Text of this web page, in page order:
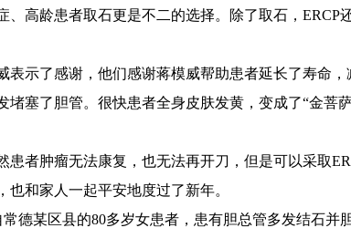
高龄患者取石更是不二的选择。除了取石，ERCP
示了感谢，他们感谢蒋模威帮助患者延长了寿命，
塞了胆管。很快患者全身皮肤发黄，变成了“金菩
肿瘤无法康复，也无法再开刀，但是可以采取
和家人一起平安地度过了新年。
某区县的80多岁女患者，患有胆总管多发结石并